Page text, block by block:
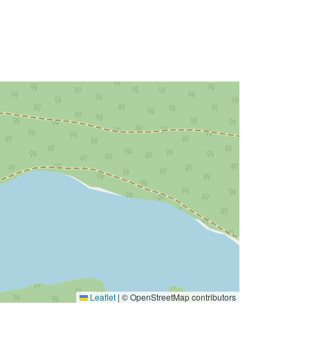
Leaflet | © OpenStreetMap contributors